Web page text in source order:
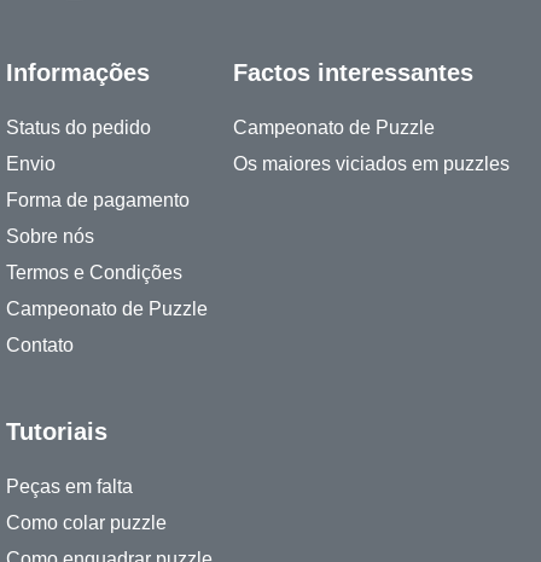
Informações
Status do pedido
Envio
Forma de pagamento
Sobre nós
Termos e Condições
Campeonato de Puzzle
Contato
Factos interessantes
Campeonato de Puzzle
Os maiores viciados em puzzles
Tutoriais
Peças em falta
Como colar puzzle